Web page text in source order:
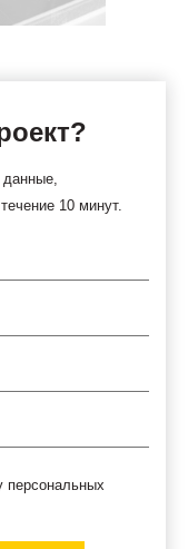
10 минут.
персональных